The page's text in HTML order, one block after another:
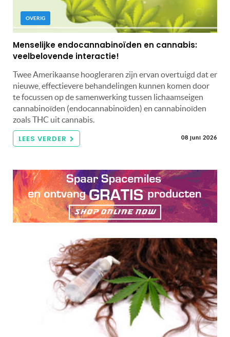
OVERIG
Menselijke endocannabinoïden en cannabis:
veelbelovende interactie!
Twee Amerikaanse hoogleraren zijn ervan overtuigd dat er
nieuwe, effectievere behandelingen kunnen komen door
te focussen op de samenwerking tussen lichaamseigen
cannabinoïden (endocannabinoïden) en cannabinoïden
zoals THC uit cannabis.
LEES VERDER 08 juni 2026